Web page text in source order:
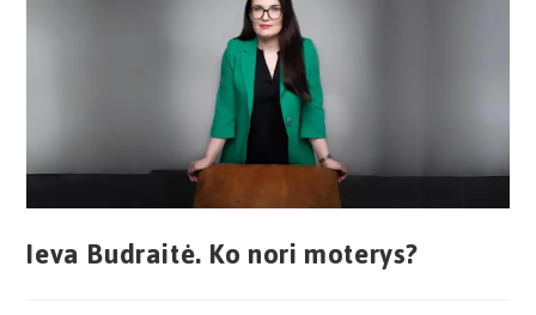
Ieva Budraitė. Ko nori moterys?